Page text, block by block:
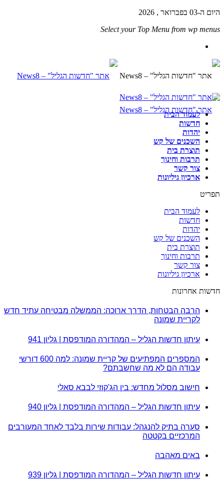
היום ה-03 בפברואר , 2026
Select your Top Menu from wp menus
לעמוד הבית
חדשות
יהדות
השכנים של קש
תוצרת בית
תרבות וחינוך
צור קשר
ארכיון גיליונות
תפריט
לעמוד הבית
חדשות
יהדות
השכנים של קש
תוצרת בית
תרבות וחינוך
צור קשר
ארכיון גיליונות
חדשות אחרונות
הרבה הבטחות, הדרך ארוכה: הממשלה מבטיחה עתיד חדש
לקריית שמונה
עיתון חדשות הגליל – המהדורה המודפסת | גליון 941
המספרים המפתיעים של קריית שמונה: למה 600 דורשי
עבודה הם לא מה שחשבתם?
חישוב מסלול מחדש: בין הג'קוזי לבבא סאלי
עיתון חדשות הגליל – המהדורה המודפסת | גליון 940
סערה בתיק להנגהל: עבודות שירות בלבד לאחד המעורבים
המרכזיים בקטטה
באים מאהבה
עיתון חדשות הגליל – המהדורה המודפסת | גליון 939